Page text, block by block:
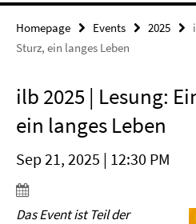
Homepage Events 2025
Sturz, ein langes Leben
ilb 2025 | Lesung:
ein langes Leben
Sep 21, 2025 | 12:30 PM
Das Event ist Teil der